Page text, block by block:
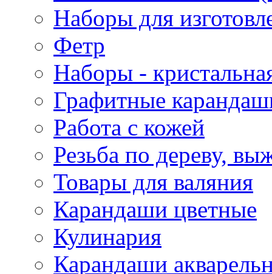
Наборы для
Фетр
Наборы -
Графитные
Работа с кожей
Резьба по дереву,
Товары для валяния
Карандаши цветные
Кулинария
Карандаши